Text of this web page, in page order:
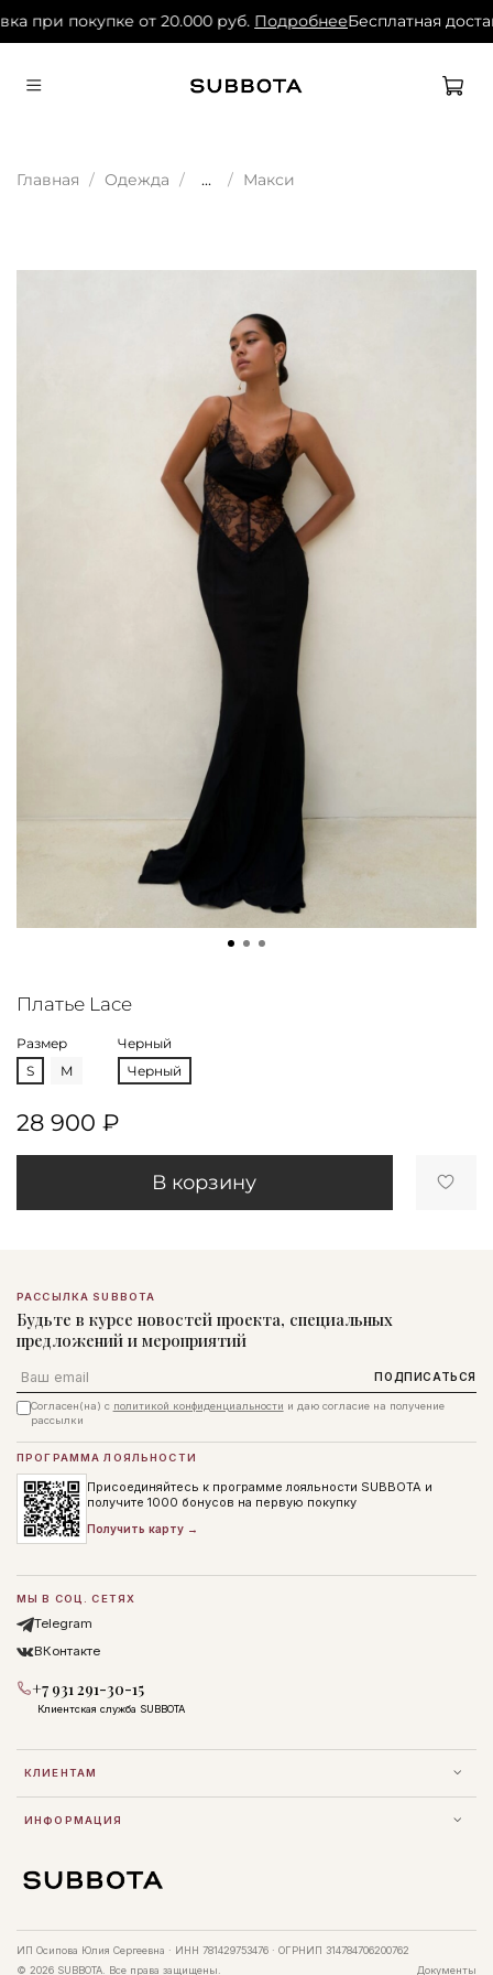
при покупке от 20.000 руб.ПодробнееБесплатная
Главная Одежда ... Макси
Платье Lace
Размер
S
M
Черный
Черный
28 900 ₽
В корзину
РАССЫЛКА SUBBOTA
Будьте в курсе новостей проекта, специальных
предложений и мероприятий
Email ПОДПИСАТЬСЯ
Согласен(на) с политикой конфиденциальности и даю согласие на получение
рассылки
КЛИЕНТАМ
ИНФОРМАЦИЯ
ПРОГРАММА ЛОЯЛЬНОСТИ
Присоединяйтесь к программе лояльности SUBBOTA и
получите 1000 бонусов на первую покупку
Получить карту →
МЫ В СОЦ. СЕТЯХ
Telegram
ВКонтакте
+7 931 291-30-15
Клиентская служба SUBBOTA
ИП Осипова Юлия Сергеевна · ИНН 781429753476 · ОГРНИП 314784706200762
© 2026 SUBBOTA. Все права защищены.
Документы